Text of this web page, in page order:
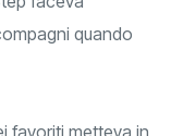
quando
favoriti metteva in